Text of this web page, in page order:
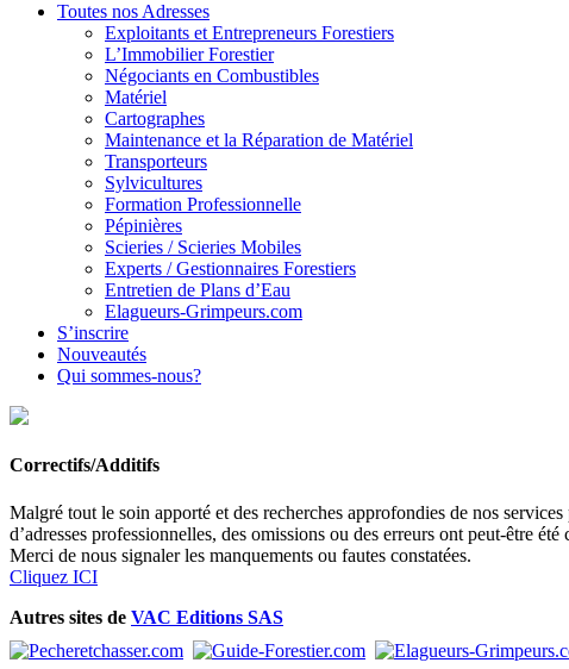
Toutes nos Adresses
Exploitants et Entrepreneurs Forestiers
L’Immobilier Forestier
Négociants en Combustibles
Matériel
Cartographes
Maintenance et la Réparation de Matériel
Transporteurs
Sylvicultures
Formation Professionnelle
Pépinières
Scieries / Scieries Mobiles
Experts / Gestionnaires Forestiers
Entretien de Plans d’Eau
Elagueurs-Grimpeurs.com
S’inscrire
Nouveautés
Qui sommes-nous?
Correctifs/Additifs
Malgré tout le soin apporté et des recherches approfondies de nos
d’adresses professionnelles, des omissions ou des erreurs ont peut-être été
Merci de nous signaler les manquements ou fautes constatées.
Cliquez ICI
Autres sites de VAC Editions SAS